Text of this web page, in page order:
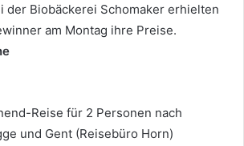
der Biobäckerei Schomaker erhielten
am Montag ihre Preise.
Reise für 2 Personen nach
und Gent (Reisebüro Horn)